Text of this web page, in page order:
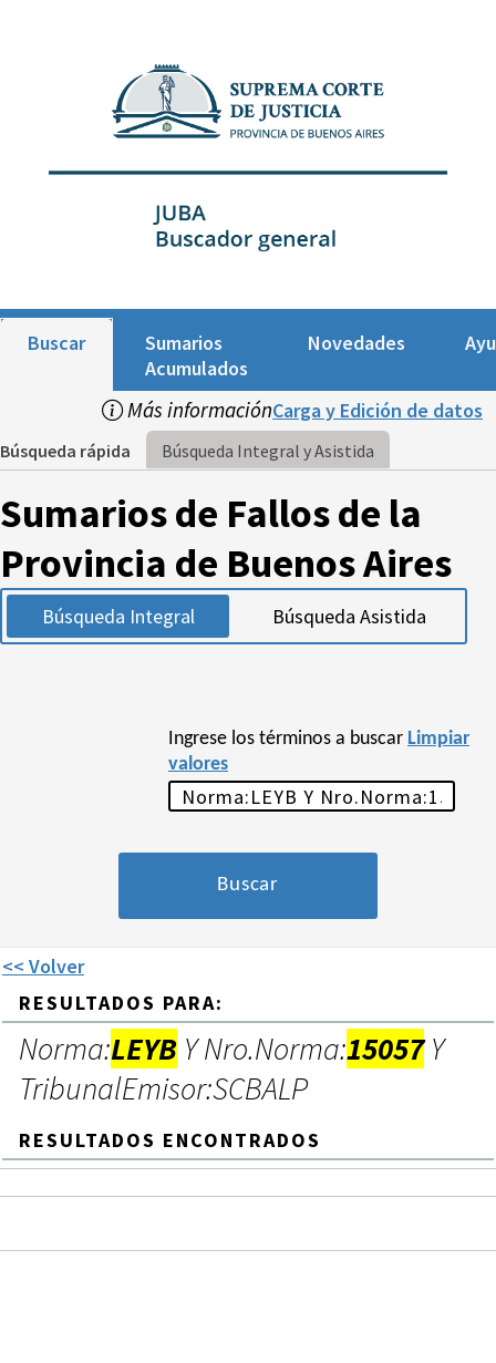
Buscar
Sumarios
Acumulados
Novedades
Más informaciónCarga y Edición de datos
Búsqueda rápida Búsqueda Integral y Asistida
Sumarios de Fallos de la
Provincia de Buenos Aires
Búsqueda Integral Búsqueda Asistida
Ingrese los términos a buscar Limpiar
valores
<< Volver
RESULTADOS PARA:
Norma:LEYB Y Nro.Norma:15057Y
TribunalEmisor:SCBALP
RESULTADOS ENCONTRADOS